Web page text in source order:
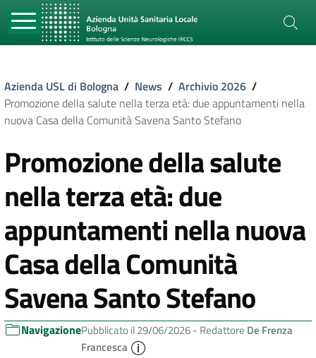
Azienda USL di Bologna / News / Archivio 2026 /
Promozione della salute nella terza età: due appuntamenti nella
nuova Casa della Comunità Savena Santo Stefano
Promozione della salute
nella terza età: due
appuntamenti nella nuova
Casa della Comunità
Savena Santo Stefano
NavigazionePubblicato il 29/06/2026 - Redattore De Frenza
Francesca